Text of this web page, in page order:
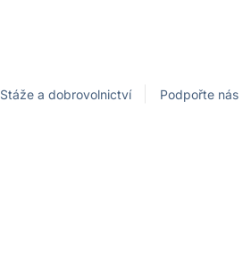
Stáže a dobrovolnictví Podpořte nás